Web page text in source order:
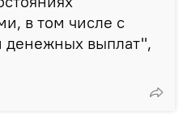
в том числе с
выплат",